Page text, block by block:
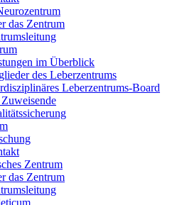
das Zentrum
im Überblick
des Leberzentrums
Leberzentrums-Board
Zentrum
das Zentrum